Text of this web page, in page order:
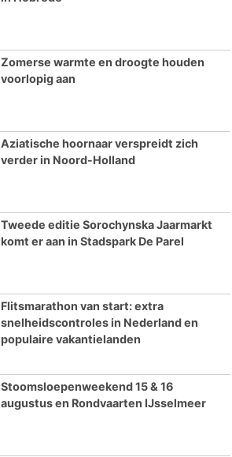
Zomerse warmte en droogte houden
voorlopig aan
Aziatische hoornaar verspreidt zich
verder in Noord-Holland
Tweede editie Sorochynska Jaarmarkt
komt er aan in Stadspark De Parel
Flitsmarathon van start: extra
snelheidscontroles in Nederland en
populaire vakantielanden
Stoomsloepenweekend 15 & 16
augustus en Rondvaarten IJsselmeer